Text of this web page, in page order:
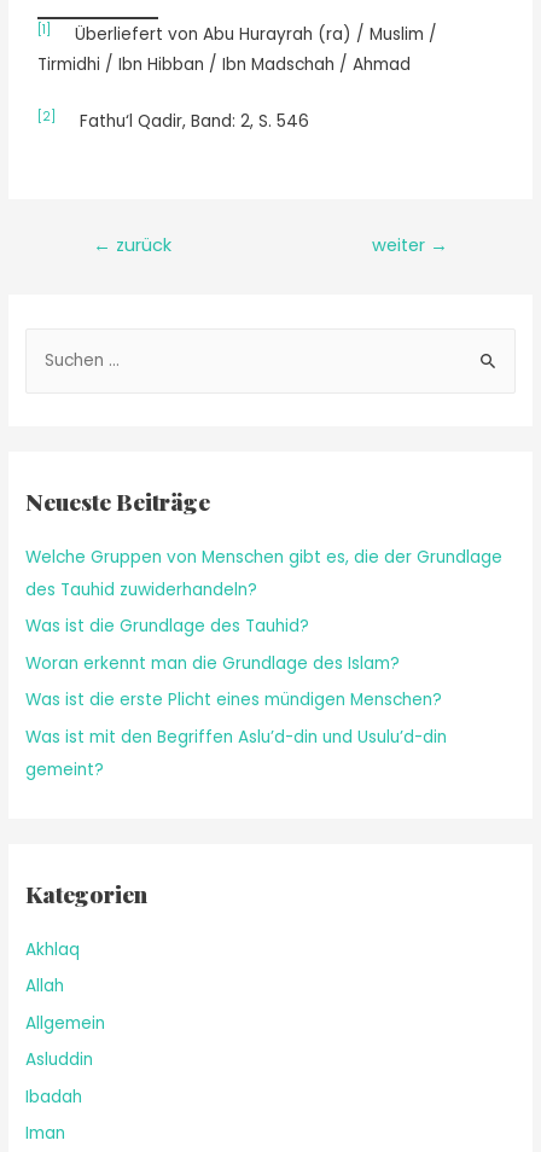
[1]
Überliefert von Abu Hurayrah (ra) / Muslim /
Tirmidhi / Ibn Hibban / Ibn Madschah / Ahmad
[2] Fathu‘l Qadir, Band: 2, S. 546
← zurück weiter →
Neueste Beiträge
Welche Gruppen von Menschen gibt es, die der Grundlage
des Tauhid zuwiderhandeln?
Was ist die Grundlage des Tauhid?
Woran erkennt man die Grundlage des Islam?
Was ist die erste Plicht eines mündigen Menschen?
Was ist mit den Begriffen Aslu’d-din und Usulu’d-din
gemeint?
Kategorien
Akhlaq
Allah
Allgemein
Asluddin
Ibadah
Iman